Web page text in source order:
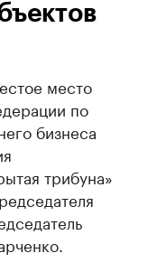
место
по
бизнеса
трибуна»